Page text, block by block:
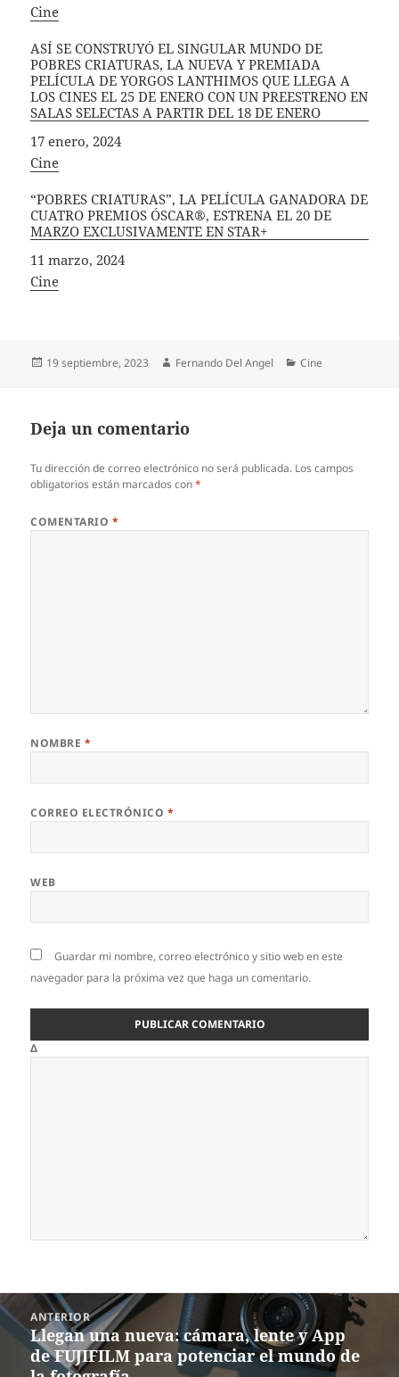
In relation to
Cine
ASÍ SE CONSTRUYÓ EL SINGULAR MUNDO DE
POBRES CRIATURAS, LA NUEVA Y PREMIADA
PELÍCULA DE YORGOS LANTHIMOS QUE LLEGA A
LOS CINES EL 25 DE ENERO CON UN PREESTRENO EN
SALAS SELECTAS A PARTIR DEL 18 DE ENERO
Fecha
17 enero, 2024
In relation to
Cine
“POBRES CRIATURAS”, LA PELÍCULA GANADORA DE
CUATRO PREMIOS ÓSCAR®, ESTRENA EL 20 DE
MARZO EXCLUSIVAMENTE EN STAR+
Fecha
11 marzo, 2024
In relation to
Cine
Publicado
19 septiembre, 2023 Autor
Fernando Del Angel Categorías
Cine
Deja un comentario
Tu dirección de correo electrónico no será publicada. Los campos
obligatorios están marcados con*
COMENTARIO *
NOMBRE *
CORREO ELECTRÓNICO *
WEB
Guardar mi nombre, correo electrónico y sitio web en este
navegador para la próxima vez que haga un comentario.
Δ
Navegación
de
entradas
ANTERIOR
Entrada
anterior:
Llegan una nueva: cámara, lente y App
de FUJIFILM para potenciar el mundo de